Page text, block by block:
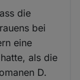
die
bei
eine
als die
D.